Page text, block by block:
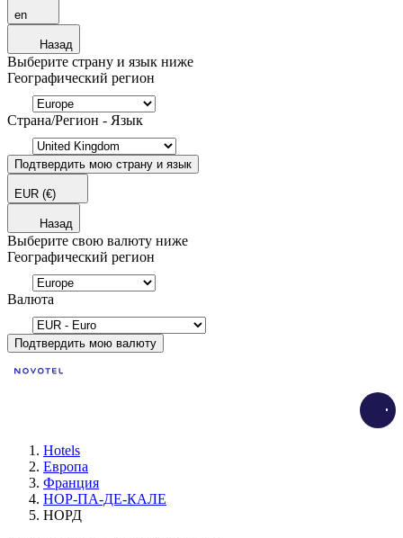
en
Назад
Выберите страну и язык ниже
Географический регион
Страна/Регион - Язык
Подтвердить мою страну и язык
EUR (€)
Назад
Выберите свою валюту ниже
Географический регион
Валюта
Подтвердить мою валюту
Hotels
Европа
Франция
НОР-ПА-ДЕ-КАЛЕ
НОРД